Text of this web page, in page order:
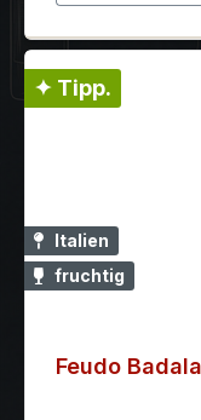
✦ Tipp.
Italien
fruchtig
Feudo